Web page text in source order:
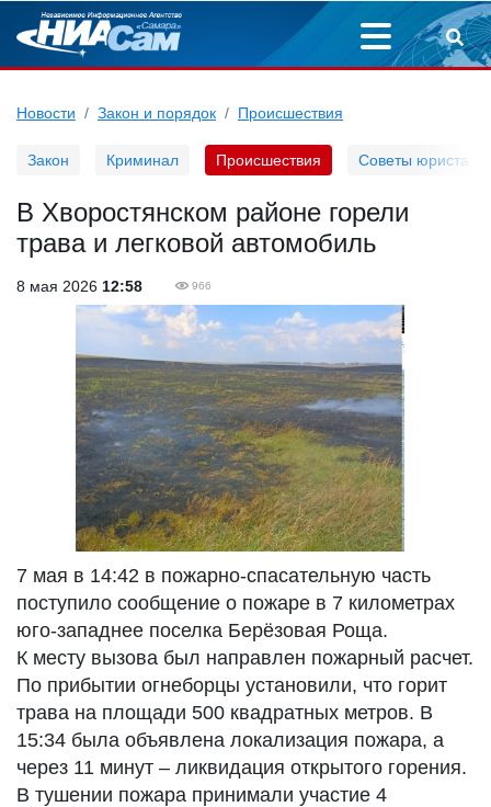
Новости Закон и порядок Происшествия
Закон Криминал Происшествия Советы юриста
В Хворостянском районе горели
трава и легковой автомобиль
8 мая 2026 12:58 966
7 мая в 14:42 в пожарно-спасательную часть
поступило сообщение о пожаре в 7 километрах
юго-западнее поселка Берёзовая Роща.
К месту вызова был направлен пожарный расчет.
По прибытии огнеборцы установили, что горит
трава на площади 500 квадратных метров. В
15:34 была объявлена локализация пожара, а
через 11 минут – ликвидация открытого горения.
В тушении пожара принимали участие 4